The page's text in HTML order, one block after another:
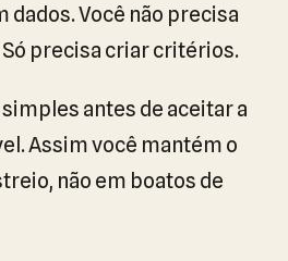
dados. Você não precisa
precisa criar critérios.
antes de aceitar a
Assim você mantém o
não em boatos de